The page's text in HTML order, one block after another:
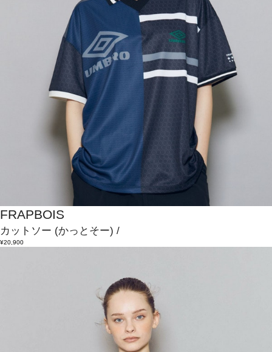
FRAPBOIS
カットソー (かっとそー) /
¥20,900